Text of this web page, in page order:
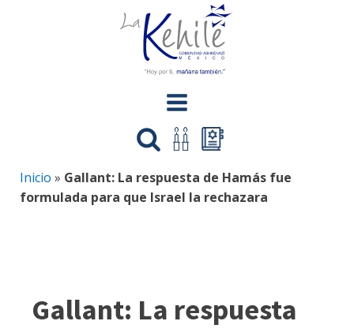
Inicio » Gallant: La respuesta de Hamás fue
formulada para que Israel la rechazara
Gallant: La respuesta